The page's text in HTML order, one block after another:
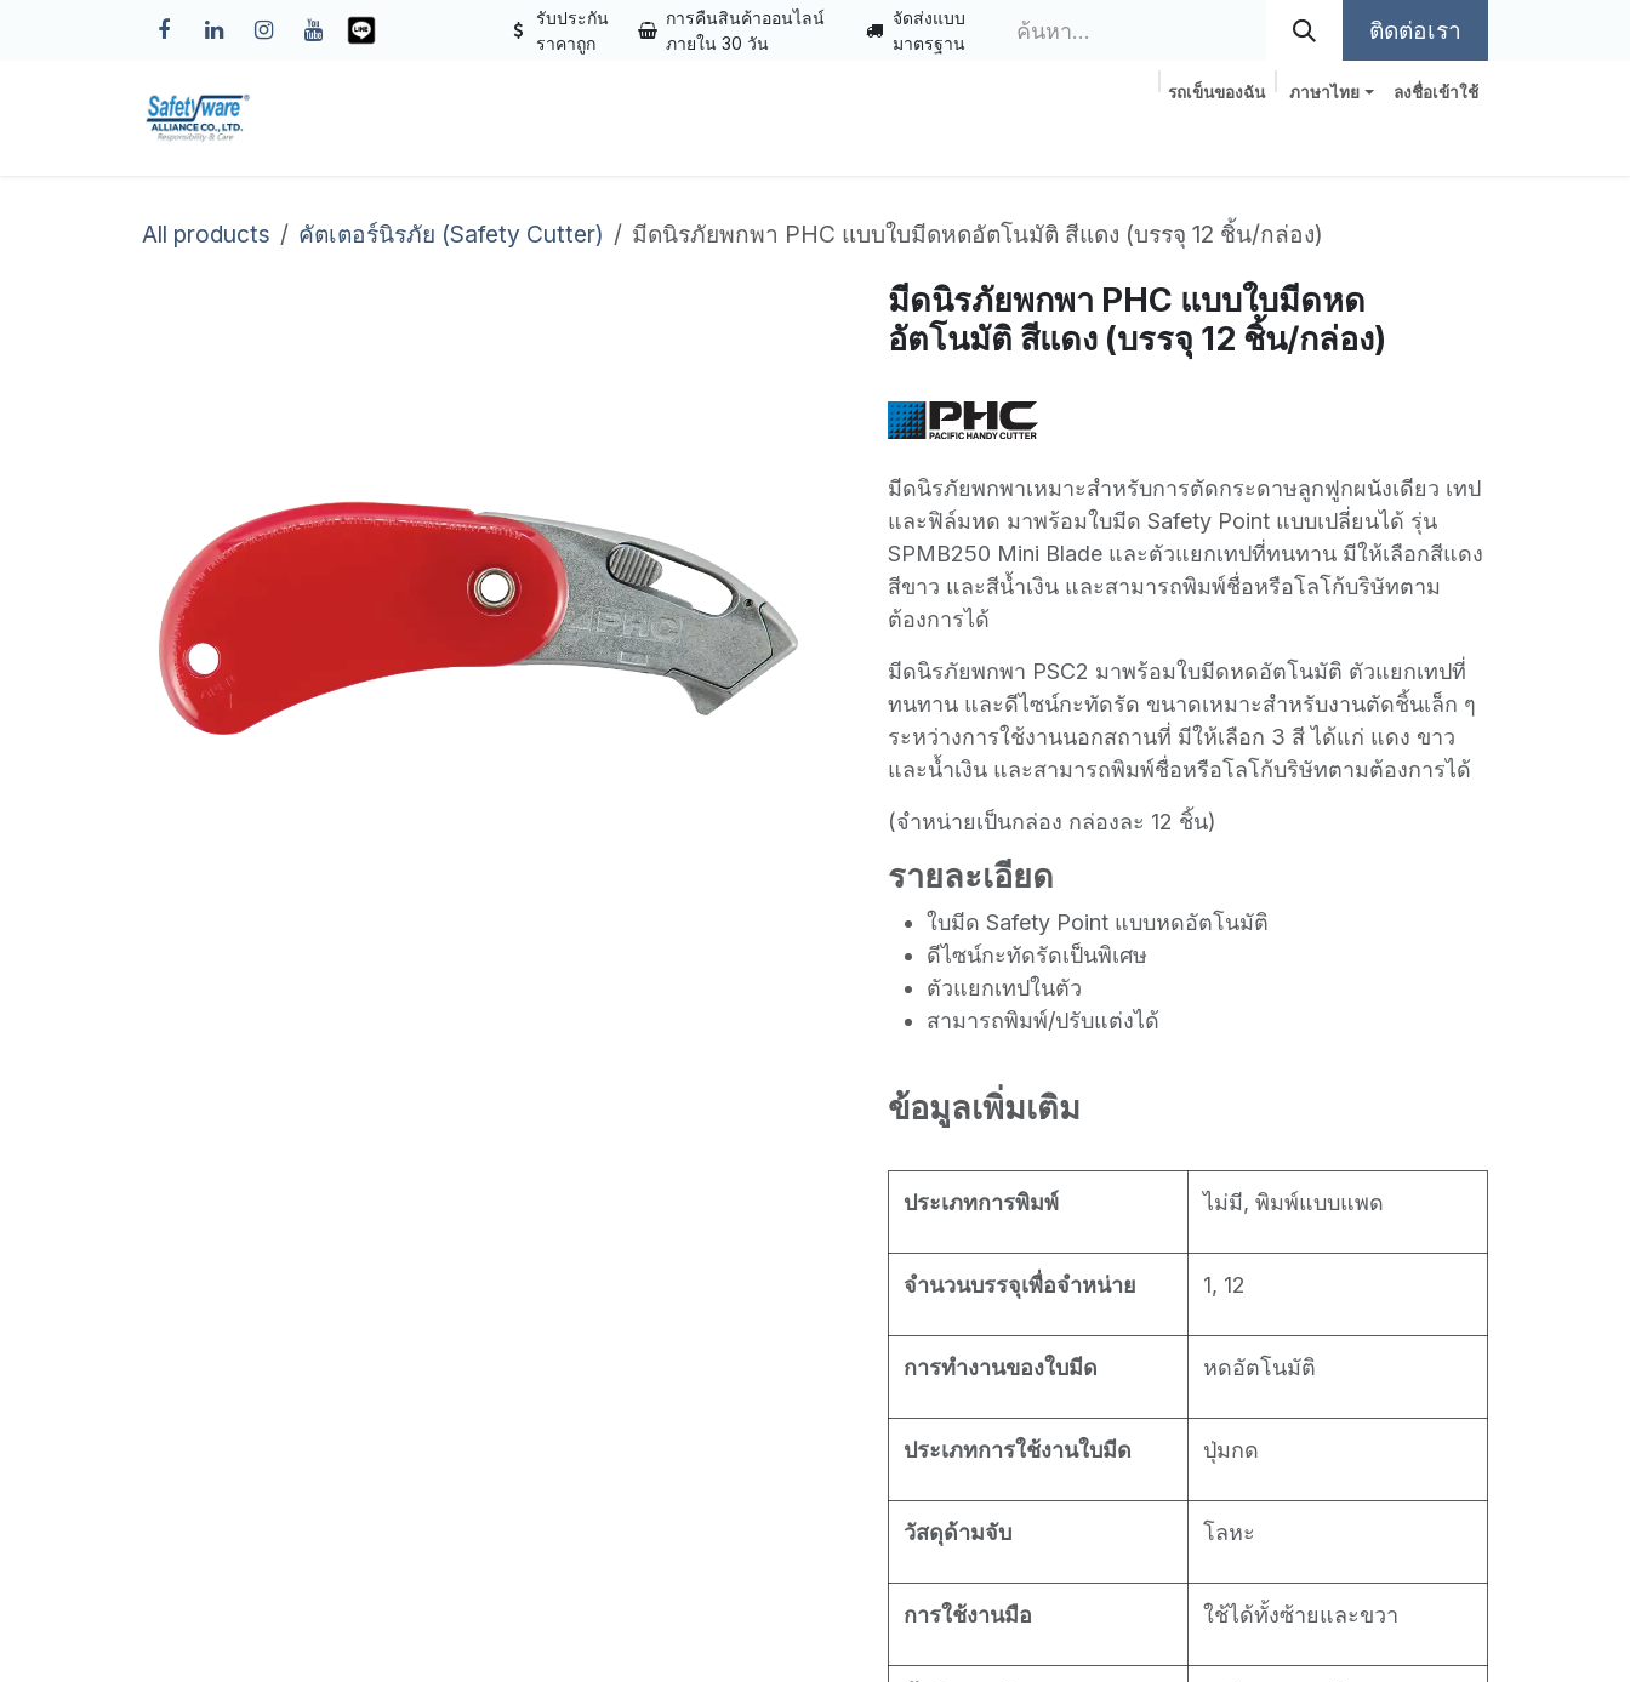
Skip to Content
รับประกัน
ราคาถูก
การคืนสินค้าออนไลน์
ภายใน 30 วัน
จัดส่งแบบ
มาตรฐาน
ติดต่อเรา
รถเข็นของฉัน ภาษาไทย ลงชื่อเข้าใช้
All products คัตเตอร์นิรภัย (Safety Cutter) มีดนิรภัยพกพา PHC แบบใบมีดหดอัตโนมัติ สีแดง (บรรจุ 12 ชิ้น/กล่อง)
มีดนิรภัยพกพา PHC แบบใบมีดหด
อัตโนมัติ สีแดง (บรรจุ 12 ชิ้น/กล่อง)
มีดนิรภัยพกพาเหมาะสำหรับการตัดกระดาษลูกฟูกผนังเดียว เทป
และฟิล์มหด มาพร้อมใบมีด Safety Point แบบเปลี่ยนได้ รุ่น
SPMB250 Mini Blade และตัวแยกเทปที่ทนทาน มีให้เลือกสีแดง
สีขาว และสีน้ำเงิน และสามารถพิมพ์ชื่อหรือโลโก้บริษัทตาม
ต้องการได้
มีดนิรภัยพกพา PSC2 มาพร้อมใบมีดหดอัตโนมัติ ตัวแยกเทปที่
ทนทาน และดีไซน์กะทัดรัด ขนาดเหมาะสำหรับงานตัดชิ้นเล็ก ๆ
ระหว่างการใช้งานนอกสถานที่ มีให้เลือก 3 สี ได้แก่ แดง ขาว
และน้ำเงิน และสามารถพิมพ์ชื่อหรือโลโก้บริษัทตามต้องการได้
(จำหน่ายเป็นกล่อง กล่องละ 12 ชิ้น)
รายละเอียด
ใบมีด Safety Point แบบหดอัตโนมัติ
ดีไซน์กะทัดรัดเป็นพิเศษ
ตัวแยกเทปในตัว
สามารถพิมพ์/ปรับแต่งได้
ข้อมูลเพิ่มเติม
ประเภทการพิมพ์ ไม่มี, พิมพ์แบบแพด
จำนวนบรรจุเพื่อจำหน่าย 1, 12
การทำงานของใบมีด หดอัตโนมัติ
ประเภทการใช้งานใบมีด ปุ่มกด
วัสดุด้ามจับ โลหะ
การใช้งานมือ ใช้ได้ทั้งซ้ายและขวา